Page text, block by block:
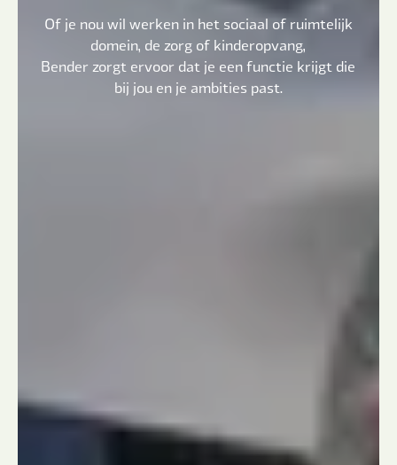
Of je nou wil werken in het sociaal of ruimtelijk
domein, de zorg of kinderopvang,
Bender zorgt ervoor dat je een functie krijgt die
bij jou en je ambities past.